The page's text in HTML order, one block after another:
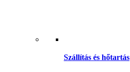
Szállítás és hőtartás